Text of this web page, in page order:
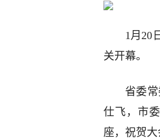
1月20
关开幕。
省委
仕飞，市
座，祝贺大